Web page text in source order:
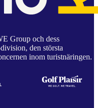
Group och dess
den största
inom turistnäringen.